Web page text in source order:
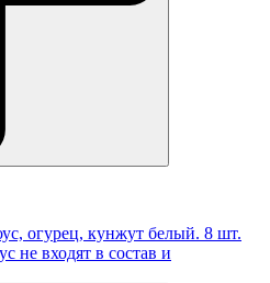
огурец, кунжут белый. 8 шт.
не входят в состав и